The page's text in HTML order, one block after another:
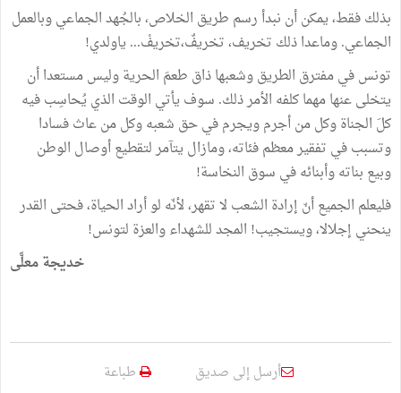
بذلك فقط، يمكن أن نبدأ رسم طريق الخلاص، بالجُهد الجماعي وبالعمل
الجماعي. وماعدا ذلك تخريف، تخريفٌ،تخريفْ... ياولدي!
تونس في مفترق الطريق وشعبها ذاق طعمَ الحرية وليس مستعدا أن
يتخلى عنها مهما كلفه الأمر ذلك. سوف يأتي الوقت الذي يُحاسِب فيه
كلَ الجناة وكل من أجرم ويجرم في حق شعبه وكل من عاث فسادا
وتسبب في تفقير معظم فئاته، ومازال يتآمر لتقطيع أوصال الوطن
وبيع بناته وأبنائه في سوق النخاسة!
فليعلم الجميع أنّ إرادة الشعب لا تقهر، لأنّه لو أراد الحياة، فحتى القدر
ينحني إجلالا، ويستجيب! المجد للشهداء والعزة لتونس!
خديجة معلَّى
أرسل إلى صديق طباعة